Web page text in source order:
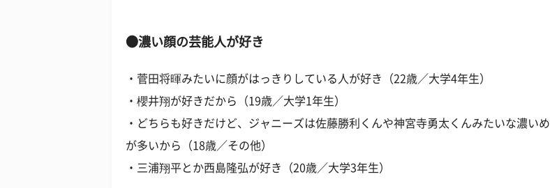
●濃い顔の芸能人が好き
・菅田将暉みたいに顔がはっきりしている人が好き（22歳／大学4年生）
・櫻井翔が好きだから（19歳／大学1年生）
・どちらも好きだけど、ジャニーズは佐藤勝利くんや神宮寺勇太くんみたいな濃いめ
が多いから（18歳／その他）
・三浦翔平とか西島隆弘が好き（20歳／大学3年生）